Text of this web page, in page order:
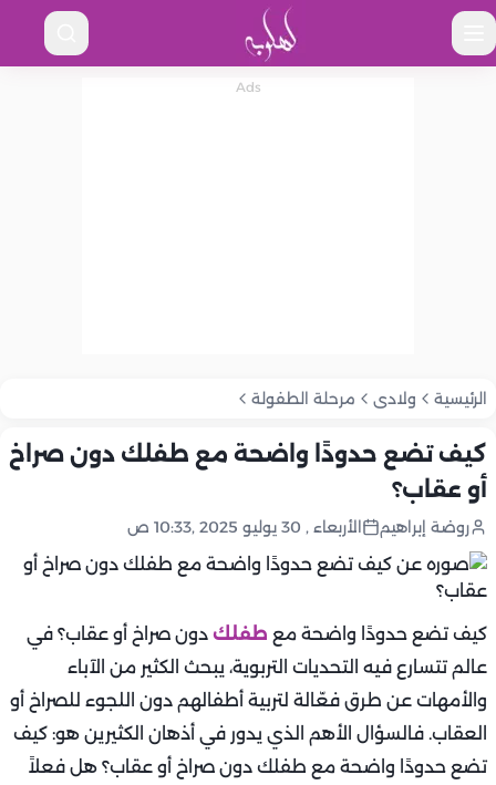
الرئيسية ولادى مرحلة الطفولة
كيف تضع حدودًا واضحة مع طفلك دون صراخ
أو عقاب؟
روضة إبراهيم الأربعاء , 30 يوليو 2025 ,10:33 ص
كيف تضع حدودًا واضحة مع طفلك دون صراخ أو عقاب؟ في
عالم تتسارع فيه التحديات التربوية، يبحث الكثير من الآباء
والأمهات عن طرق فعّالة لتربية أطفالهم دون اللجوء للصراخ أو
العقاب. فالسؤال الأهم الذي يدور في أذهان الكثيرين هو: كيف
تضع حدودًا واضحة مع طفلك دون صراخ أو عقاب؟ هل فعلاً